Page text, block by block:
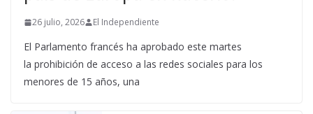
26 julio, 2026 El Independiente
El Parlamento francés ha aprobado este martes
la prohibición de acceso a las redes sociales para los
menores de 15 años, una